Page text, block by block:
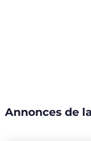
Annonces de